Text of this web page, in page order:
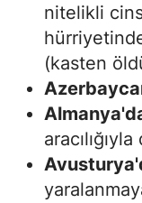
nitelikli
(kasten
aracılığıyla